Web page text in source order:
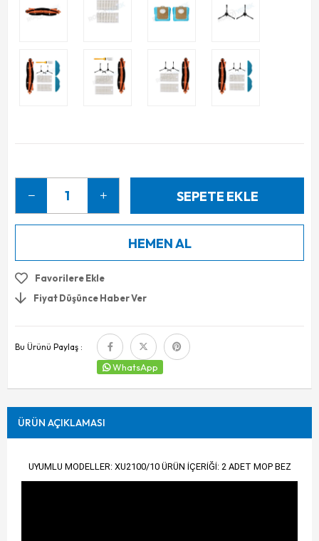
Favorilere Ekle
Fiyat Düşünce Haber Ver
Bu Ürünü Paylaş :
WhatsApp
ÜRÜN AÇIKLAMASI
UYUMLU MODELLER: XU2100/10 ÜRÜN İÇERİĞİ: 2 ADET MOP BEZ